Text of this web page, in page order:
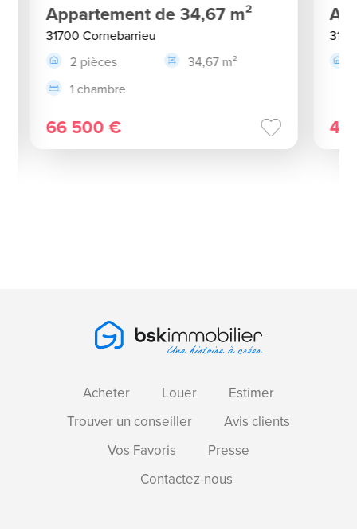
Appartement de 34,67 m²
31700 Cornebarrieu
2 pièces
34,67 m²
1 chambre
66 500 € 44
Acheter Louer
Estimer
Trouver un conseiller
Avis clients
Vos Favoris
Presse
Contactez-nous